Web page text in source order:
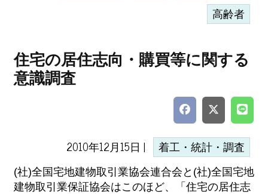
高齢者
住宅の居住志向・購買等に関する
意識調査
2010年12月15日 | 着工・統計・調査
(社)全国宅地建物取引業協会連合会と(社)全国宅地
建物取引業保証協会はこのほど、「住宅の居住志